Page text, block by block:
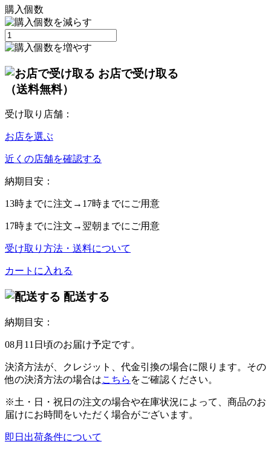
購入個数
お店で受け取る
（送料無料）
受け取り店舗：
お店を選ぶ
近くの店舗を確認する
納期目安：
13時までに注文→ 17時までにご用意
17時までに注文→ 翌朝 までにご用意
受け取り方法・送料について
カートに入れる
配送する
納期目安：
08月11日頃のお届け予定です。
決済方法が、クレジット、代金引換の場合に限ります。その
他の決済方法の場合はこちら をご確認ください。
※土・日・祝日の注文の場合や在庫状況によって、商品のお
届けにお時間をいただく場合がございます。
即日出荷条件について